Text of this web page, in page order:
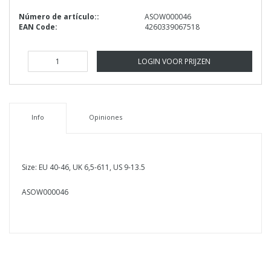
Número de artículo::
ASOW000046
EAN Code:
4260339067518
LOGIN VOOR PRIJZEN
Info Opiniones
Size: EU 40-46, UK 6,5-611, US 9-13.5
ASOW000046